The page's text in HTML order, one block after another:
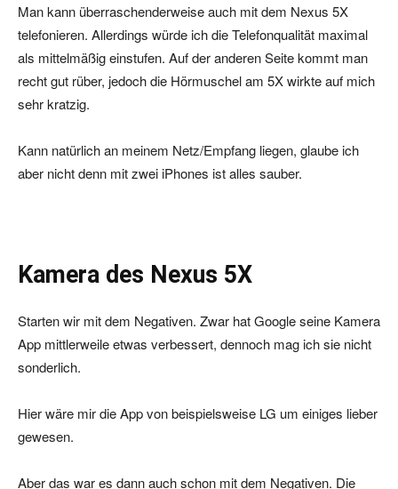
Man kann überraschenderweise auch mit dem Nexus 5X
telefonieren. Allerdings würde ich die Telefonqualität maximal
als mittelmäßig einstufen. Auf der anderen Seite kommt man
recht gut rüber, jedoch die Hörmuschel am 5X wirkte auf mich
sehr kratzig.
Kann natürlich an meinem Netz/Empfang liegen, glaube ich
aber nicht denn mit zwei iPhones ist alles sauber.
Kamera des Nexus 5X
Starten wir mit dem Negativen. Zwar hat Google seine Kamera
App mittlerweile etwas verbessert, dennoch mag ich sie nicht
sonderlich.
Hier wäre mir die App von beispielsweise LG um einiges lieber
gewesen.
Aber das war es dann auch schon mit dem Negativen. Die